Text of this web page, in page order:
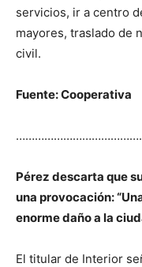
servicios, ir a centro
mayores, traslado de
civil.
Fuente: Cooperativa
Pérez descarta que
una provocación:
enorme daño a la
El titular de Interior